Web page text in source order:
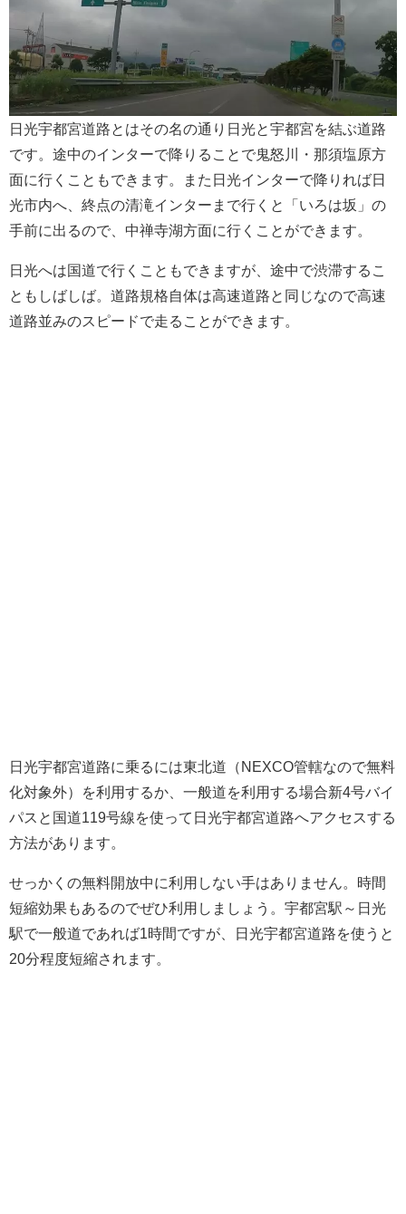
日光宇都宮道路とはその名の通り日光と宇都宮を結ぶ道路
です。途中のインターで降りることで鬼怒川・那須塩原方
面に行くこともできます。また日光インターで降りれば日
光市内へ、終点の清滝インターまで行くと「いろは坂」の
手前に出るので、中禅寺湖方面に行くことができます。
日光へは国道で行くこともできますが、途中で渋滞するこ
ともしばしば。道路規格自体は高速道路と同じなので高速
道路並みのスピードで走ることができます。
日光宇都宮道路に乗るには東北道（NEXCO管轄なので無料
化対象外）を利用するか、一般道を利用する場合新4号バイ
パスと国道119号線を使って日光宇都宮道路へアクセスする
方法があります。
せっかくの無料開放中に利用しない手はありません。時間
短縮効果もあるのでぜひ利用しましょう。宇都宮駅～日光
駅で一般道であれば1時間ですが、日光宇都宮道路を使うと
20分程度短縮されます。